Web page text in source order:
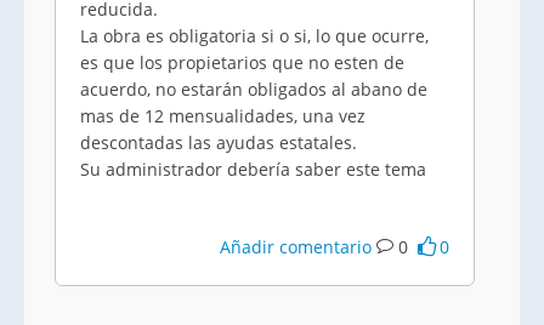
reducida.
La obra es obligatoria si o si, lo que ocurre,
es que los propietarios que no esten de
acuerdo, no estarán obligados al abano de
mas de 12 mensualidades, una vez
descontadas las ayudas estatales.
Su administrador debería saber este tema
Añadir comentario 0 0